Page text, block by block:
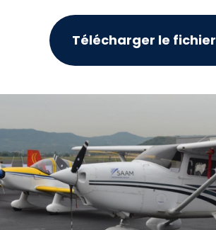
Télécharger le fichier